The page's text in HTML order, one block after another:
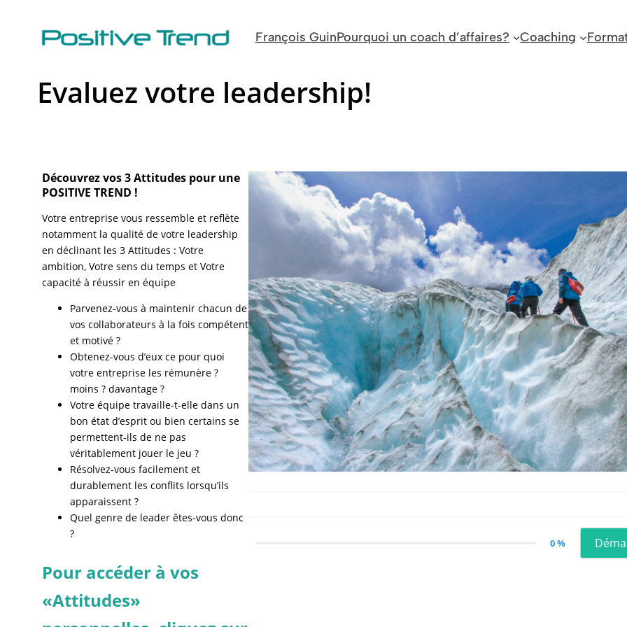
contenu
François GuinPourquoi un coach d’affaires? Coaching
Evaluez votre leadership!
Découvrez vos 3 Attitudes pour une
POSITIVE TREND !
Votre entreprise vous ressemble et reflète
notamment la qualité de votre leadership
en déclinant les 3 Attitudes : Votre
ambition, Votre sens du temps et Votre
capacité à réussir en équipe
Parvenez-vous à maintenir chacun de
vos collaborateurs à la fois compétent
et motivé ?
Obtenez-vous d’eux ce pour quoi
votre entreprise les rémunère ?
moins ? davantage ?
Votre équipe travaille-t-elle dans un
bon état d’esprit ou bien certains se
permettent-ils de ne pas
véritablement jouer le jeu ?
Résolvez-vous facilement et
durablement les conflits lorsqu’ils
apparaissent ?
Quel genre de leader êtes-vous donc
?
Pour accéder à vos
«Attitudes»
0 %